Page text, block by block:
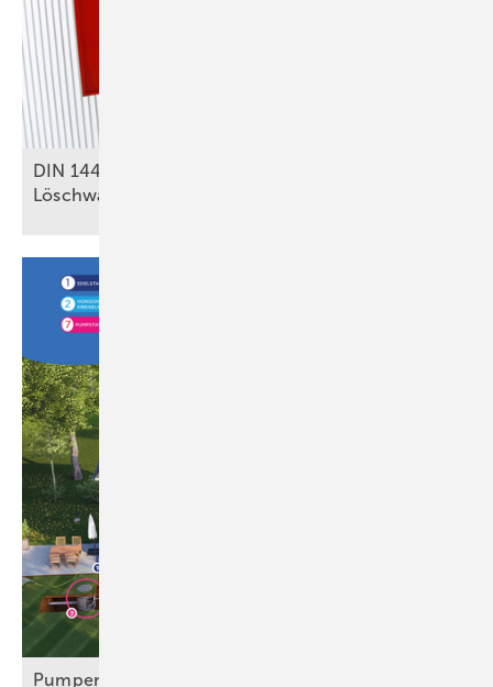
DIN 14462: Was für SHK-Betriebe zu
Löschwasseranlagen relevant
Pu mpensysteme: Technik, Normen und